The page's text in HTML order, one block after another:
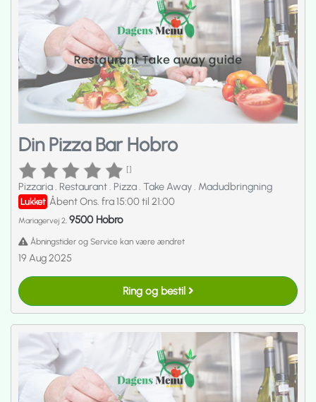
Din Pizza Bar Hobro
[]
Pizzaria. Restaurant. Pizza. Take Away. Madudbringning
Lukket Åbent Ons. fra 15:00 til 21:00
Mariagervej 2, 9500 Hobro
Åbningstider og Service kan være ændret
19 Aug 2025
Ring og bestil